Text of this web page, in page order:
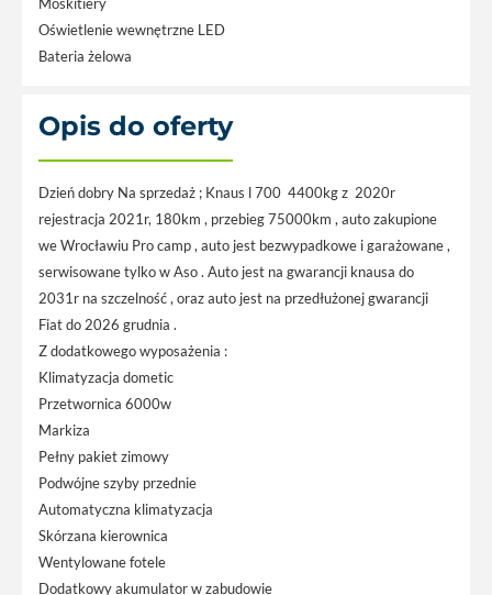
Oświetlenie wewnętrzne LED
Bateria żelowa
Opis do oferty
Dzień dobry Na sprzedaż ; Knaus l 700 4400kg z 2020r
rejestracja 2021r, 180km , przebieg 75000km , auto zakupione
we Wrocławiu Pro camp , auto jest bezwypadkowe i garażowane ,
serwisowane tylko w Aso . Auto jest na gwarancji knausa do
2031r na szczelność , oraz auto jest na przedłużonej gwarancji
Fiat do 2026 grudnia .
Z dodatkowego wyposażenia :
Klimatyzacja dometic
Przetwornica 6000w
Markiza
Pełny pakiet zimowy
Podwójne szyby przednie
Automatyczna klimatyzacja
Skórzana kierownica
Wentylowane fotele
Dodatkowy akumulator w zabudowie